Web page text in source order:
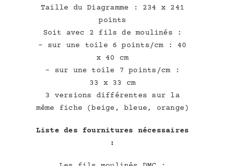
Taille du Diagramme : 234 x 241
points
Soit avec 2 fils de moulinés :
– sur une toile 6 points/cm : 40
x 40 cm
– sur une toile 7 points/cm :
33 x 33 cm
3 versions différentes sur la
même fiche (beige, bleue, orange)
Liste des fournitures nécessaires
: